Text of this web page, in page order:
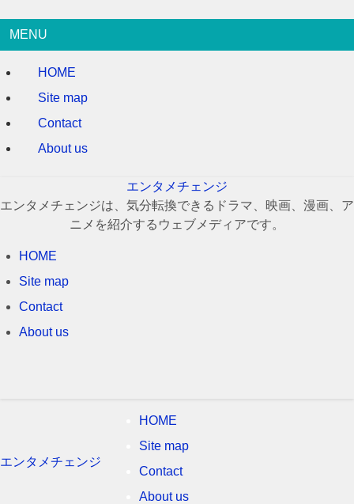
MENU
HOME
Site map
Contact
About us
エンタメチェンジ
エンタメチェンジは、気分転換できるドラマ、映画、漫画、ア
ニメを紹介するウェブメディアです。
HOME
Site map
Contact
About us
エンタメチェンジ
HOME
Site map
Contact
About us